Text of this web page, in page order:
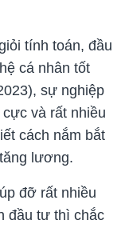
tính toán, đầu
cá nhân tốt
sự nghiệp
và rất nhiều
cách nắm bắt
lương.
đỡ rất nhiều
đầu tư thì chắc